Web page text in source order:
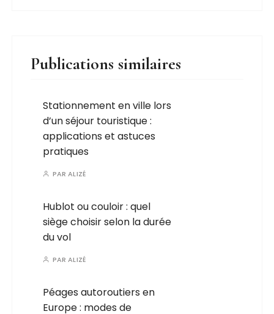
Publications similaires
Stationnement en ville lors
d’un séjour touristique :
applications et astuces
pratiques
PARALIZÉ
Hublot ou couloir : quel
siège choisir selon la durée
du vol
PARALIZÉ
Péages autoroutiers en
Europe : modes de